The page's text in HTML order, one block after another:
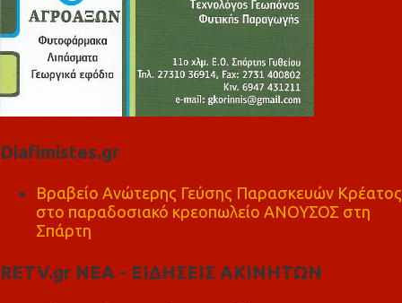
Diafimistes.gr
Βραβείο Ανώτερης Γεύσης Παρασκευών Κρέατος
στο παραδοσιακό κρεοπωλείο ΑΝΟΥΣΟΣ στη
Σπάρτη
RETV.gr ΝΕΑ - ΕΙΔΗΣΕΙΣ ΑΚΙΝΗΤΩΝ